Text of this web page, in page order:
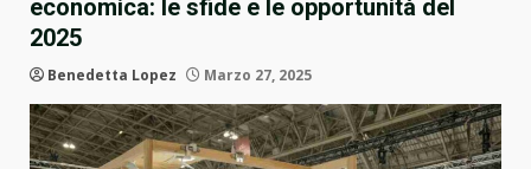
economica: le sfide e le opportunità del
2025
Benedetta Lopez Marzo 27, 2025